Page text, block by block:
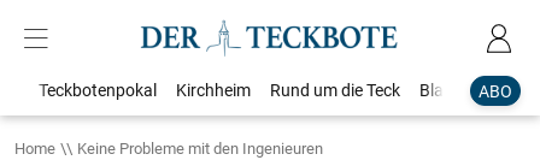
ABO
Teckbotenpokal Kirchheim Rund um die Teck Blaulicht
Home Keine Probleme mit den Ingenieuren